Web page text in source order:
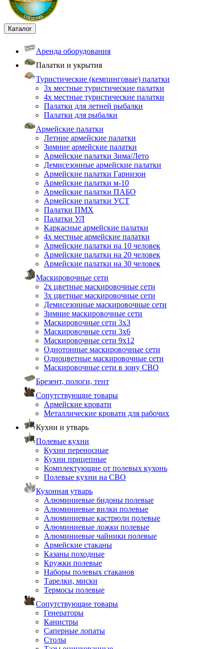
Каталог
Аренда оборудования
Палатки и укрытия
Туристические (кемпинговые) палатки
3х местные туристические палатки
4х местные туристические палатки
Палатки для летней рыбалки
Палатки для рыбалки
Армейские палатки
Летние армейские палатки
Зимние армейские палатки
Армейские палатки Зима/Лето
Демисезонные армейские палатки
Армейские палатки Гарнизон
Армейские палатки м-10
Армейские палатки ПАБО
Армейские палатки УСТ
Палатки ПМХ
Палатки УЛ
Каркасные армейские палатки
4х местные армейские палатки
Армейские палатки на 10 человек
Армейские палатки на 20 человек
Армейские палатки на 30 человек
Маскировочные сети
2х цветные маскировочные сети
3х цветные маскировочные сети
Демисезонные маскировочные сети
Зимние маскировочные сети
Маскировочные сети 3х3
Маскировочные сети 3х6
Маскировочные сети 9х12
Однотонные маскировочные сети
Одноцветные маскировочные сети
Маскировочные сети в зону СВО
Брезент, пологи, тент
Сопутствующие товары
Армейские кровати
Металлические кровати для рабочих
Кухни и утварь
Полевые кухни
Кухни переносные
Кухни прицепные
Комплектующие от полевых кухонь
Полевые кухни на СВО
Кухонная утварь
Алюминиевые бидоны полевые
Алюминиевые вилки полевые
Алюминиевые кастрюли полевые
Алюминиевые ложки полевые
Алюминиевые чайники полевые
Армейские стаканы
Казаны походные
Кружки полевые
Наборы полевых стаканов
Тарелки, миски
Термосы полевые
Сопутствующие товары
Генераторы
Канистры
Саперные лопаты
Столы